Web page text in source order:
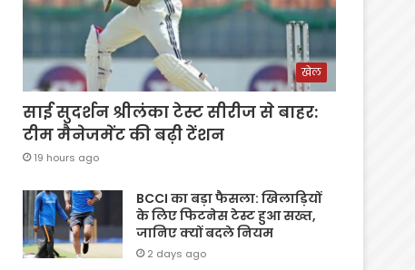
खेल
साई सुदर्शन श्रीलंका टेस्ट सीरीज से बाहर:
टीम मैनेजमेंट की बढ़ी टेंशन
19 hours ago
BCCI का बड़ा फैसला: खिलाड़ियों
के लिए फिटनेस टेस्ट हुआ सख्त,
जानिए क्यों बदले नियम
2 days ago